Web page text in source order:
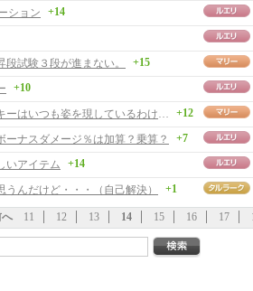
ション
+14
試験３段が進まない。
+15
+10
ジンジャーマンクッキーはいつも姿を現しているわけでは
+12
ーナスダメージ％は加算？乗算？
+7
いアイテム
+14
んだけど・・・（自己解決）
+1
11 12 13 14 15 16 17